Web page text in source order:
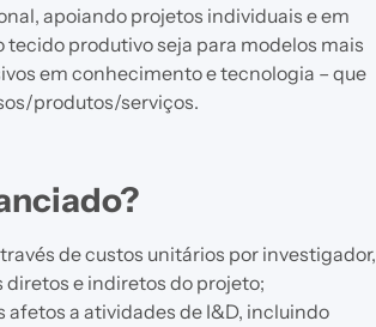
apoiando projetos individuais e em
produtivo seja para modelos mais
em conhecimento e tecnologia – que
produtos/serviços.
de custos unitários por investigador,
e indiretos do projeto;
afetos a atividades de I&D, incluindo